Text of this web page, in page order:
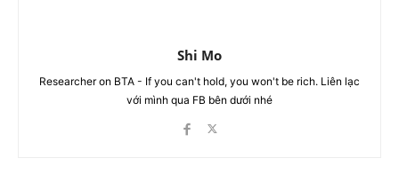
Shi Mo
Researcher on BTA - If you can't hold, you won't be rich. Liên lạc
với mình qua FB bên dưới nhé